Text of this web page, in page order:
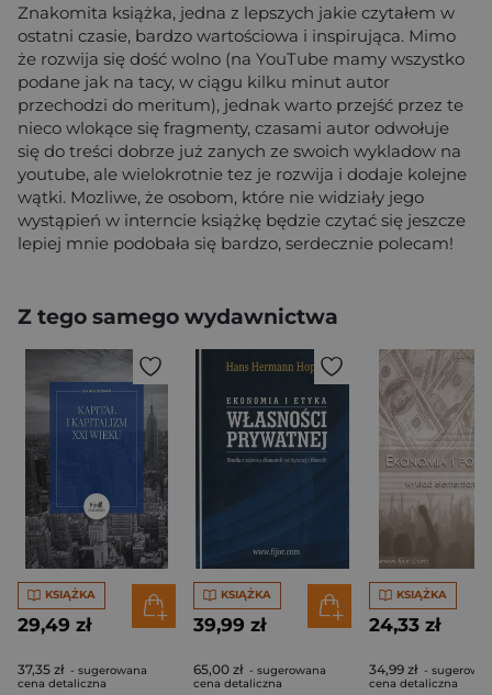
Znakomita książka, jedna z lepszych jakie czytałem w
ostatni czasie, bardzo wartościowa i inspirująca. Mimo
że rozwija się dość wolno (na YouTube mamy wszystko
podane jak na tacy, w ciągu kilku minut autor
przechodzi do meritum), jednak warto przejść przez te
nieco wlokące się fragmenty, czasami autor odwołuje
się do treści dobrze już zanych ze swoich wykladow na
youtube, ale wielokrotnie tez je rozwija i dodaje kolejne
wątki. Mozliwe, że osobom, które nie widziały jego
wystąpień w interncie książkę będzie czytać się jeszcze
lepiej mnie podobała się bardzo, serdecznie polecam!
Z tego samego wydawnictwa
KSIĄŻKA
29,49 zł
37,35 zł - sugerowana
cena detaliczna
KSIĄŻKA
39,99 zł
65,00 zł - sugerowana
cena detaliczna
KSIĄŻKA
24,33 zł
34,99 zł -
cena detaliczna